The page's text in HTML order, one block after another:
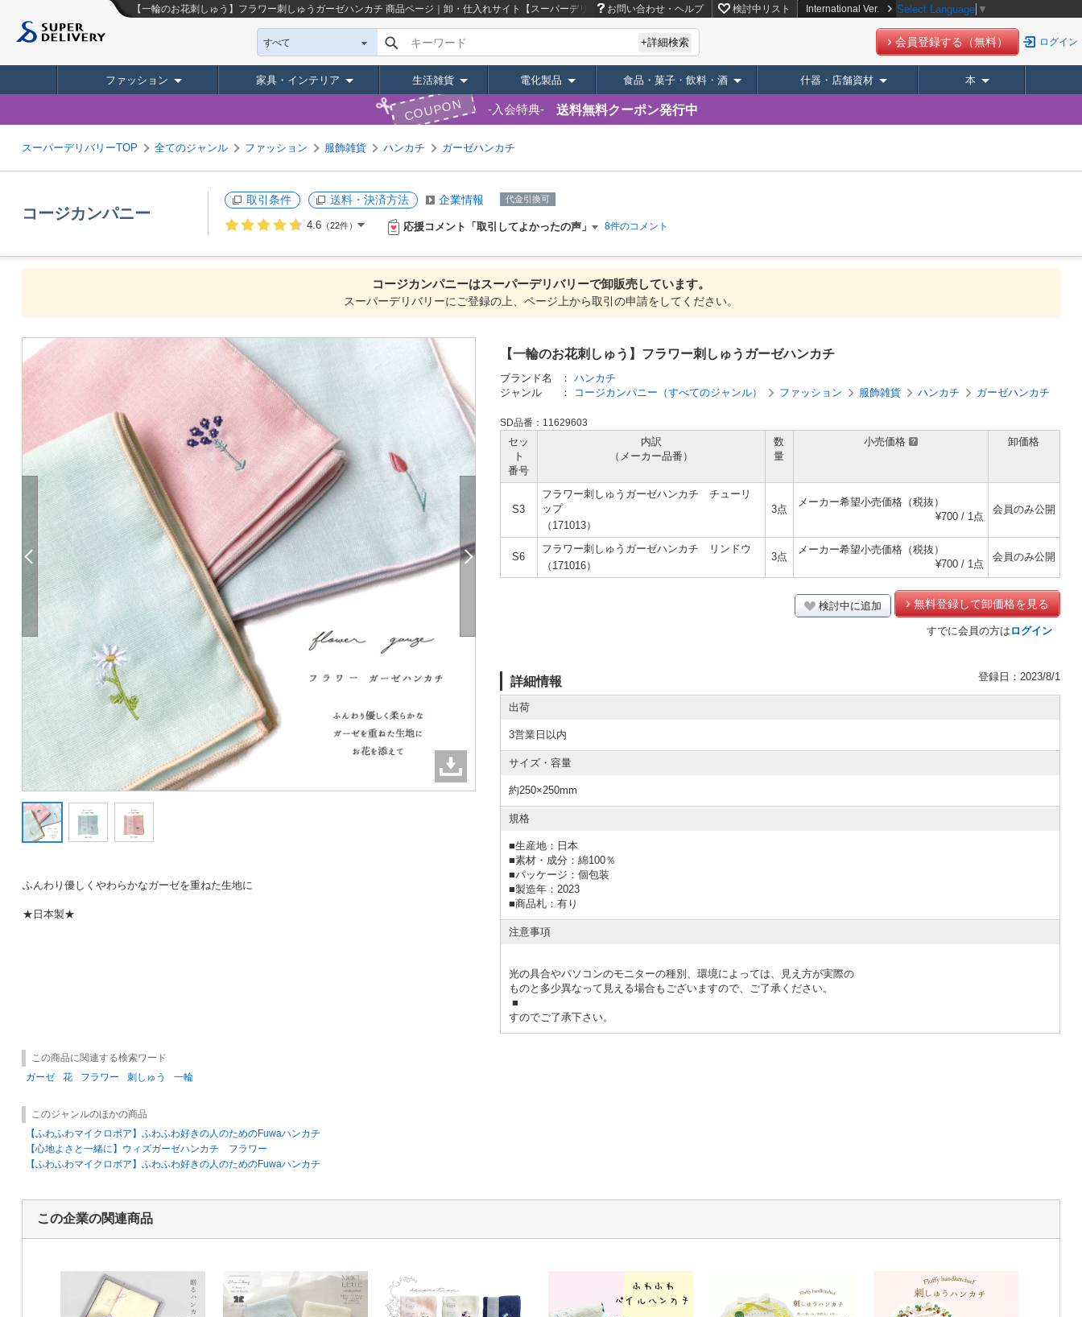
【一輪のお花刺しゅう】フラワー刺しゅうガーゼハンカチ 商品ページ｜卸・仕入れサイト【スーパーデリバリー】お問い合わせ・ヘルプ 検討中リスト International Ver. Select Language ▼
すべて キーワード +詳細検索 会員登録する（無料） ログイン
ファッション 家具・インテリア 生活雑貨 電化製品 食品・菓子・飲料・酒 什器・店舗資材 本
COUPON 入会特典 送料無料クーポン発行中
スーパーデリバリーTOP 全てのジャンル ファッション 服飾雑貨 ハンカチ ガーゼハンカチ
コージカンパニー
取引条件 送料・決済方法 企業情報 代金引換可
4.6 （22件） 応援コメント「取引してよかったの声」 8件のコメント
コージカンパニーはスーパーデリバリーで卸販売しています。
スーパーデリバリーにご登録の上、ページ上から取引の申請をしてください。
ふんわり優しくやわらかなガーゼを重ねた生地に
★日本製★
【一輪のお花刺しゅう】フラワー刺しゅうガーゼハンカチ
ブランド名 ： ハンカチ
ジャンル
： コージカンパニー（すべてのジャンル） ファッション 服飾雑貨 ハンカチ ガーゼハンカチ
SD品番：11629603
セッ
ト
番号
内訳
（メーカー品番）
数
量
小売価格 卸価格
S3
フラワー刺しゅうガーゼハンカチ チューリ
ップ
（171013）
3点
メーカー希望小売価格（税抜）
¥700 / 1点
会員のみ公開
S6
フラワー刺しゅうガーゼハンカチ リンドウ
（171016）
3点
メーカー希望小売価格（税抜）
¥700 / 1点
会員のみ公開
検討中に追加 無料登録して卸価格を見る
すでに会員の方は ログイン
詳細情報 登録日：2023/8/1
出荷
3営業日以内
サイズ・容量
約250×250mm
規格
■生産地：日本
■素材・成分：綿100％
■パッケージ：個包装
■製造年：2023
■商品札：有り
注意事項
光の具合やパソコンのモニターの種別、環境によっては、見え方が実際の
ものと多少異なって見える場合もございますので、ご了承ください。
■
すのでご了承下さい。
この商品に関連する検索ワード
ガーゼ
花 フラワー 刺しゅう 一輪
このジャンルのほかの商品
【ふわふわマイクロボア】ふわふわ好きの人のためのFuwaハンカチ
【心地よさと一緒に】ウィズガーゼハンカチ フラワー
【ふわふわマイクロボア】ふわふわ好きの人のためのFuwaハンカチ
この企業の関連商品